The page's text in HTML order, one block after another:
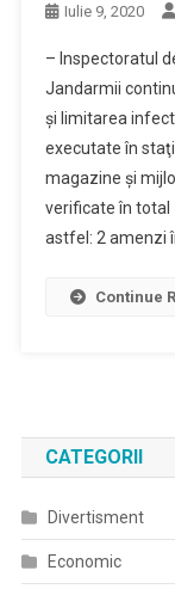
Iulie 9, 2020
– Inspectoratul
Jandarmii
şi limitarea
executate în
magazine şi
verificate în total
astfel: 2 amenzi
Continue
CATEGORII
Divertisment
Economic